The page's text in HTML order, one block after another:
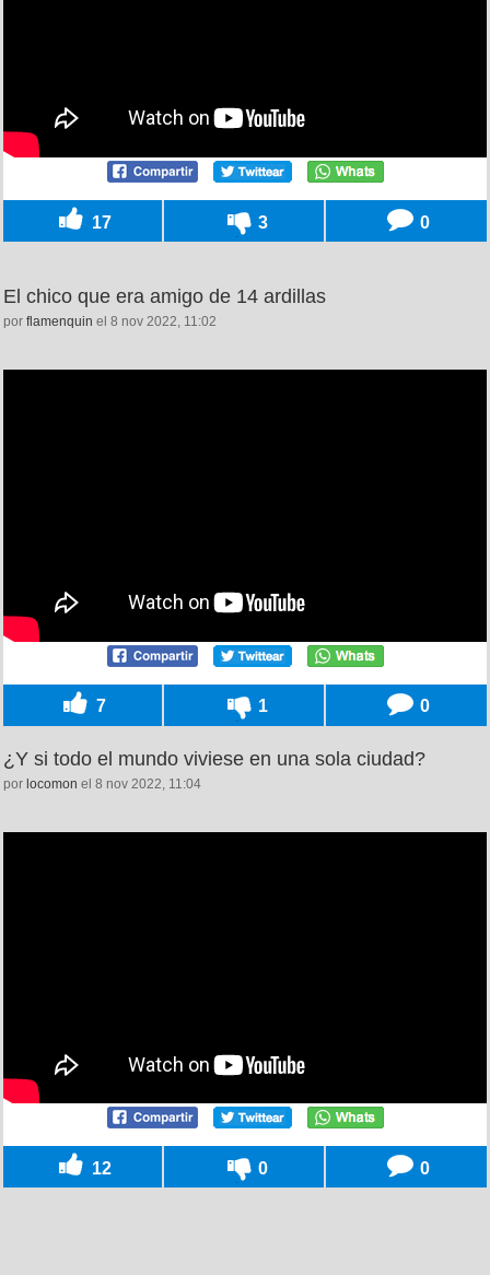
17 3 0
El chico que era amigo de 14 ardillas
por flamenquin el 8 nov 2022, 11:02
7 1 0
¿Y si todo el mundo viviese en una sola ciudad?
por locomon el 8 nov 2022, 11:04
12 0 0